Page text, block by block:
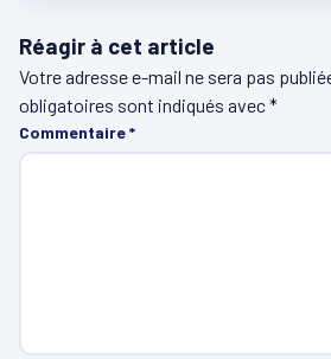
Réagir à cet article
Votre adresse e-mail ne sera pas
obligatoires sont indiqués avec*
Commentaire*